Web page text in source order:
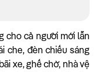
cho cả người mới lẫn
che, đèn chiếu sáng
xe, ghế chờ, nhà vệ